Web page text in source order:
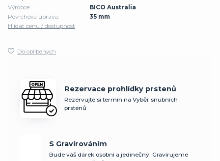
Výrobce:
BICO Australia
Povrchová úprava:
35 mm
Hlídat cenu / dostupnost
Do oblíbených
Rezervace prohlídky prstenů
Rezervujte si termín na Výběr snubních
prstenů
S Gravírováním
Bude váš dárek osobní a jedinečný. Gravírujeme